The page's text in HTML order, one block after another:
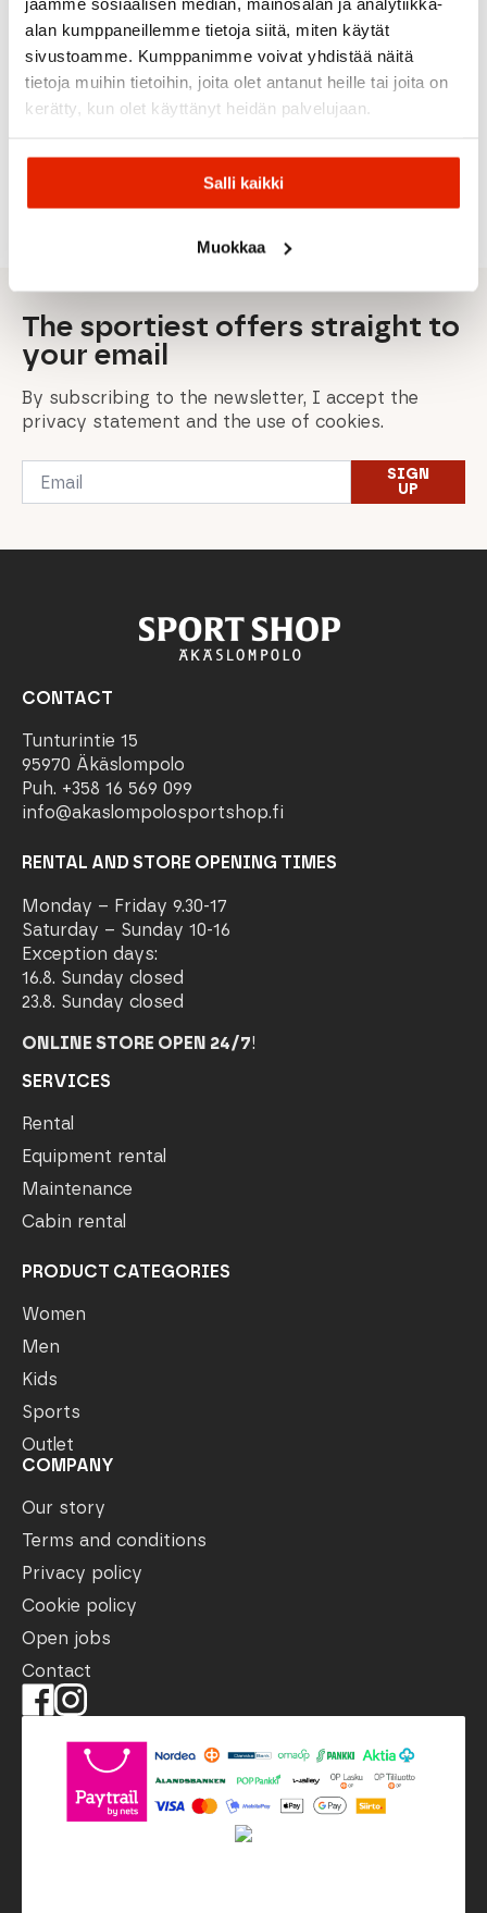
alan kumppaneillemme tietoja siitä, miten käytät
sivustoamme. Kumppanimme voivat yhdistää näitä
tietoja muihin tietoihin, joita olet antanut heille tai joita on
kerätty, kun olet käyttänyt heidän palvelujaan.
Salli kaikki
Muokkaa
Amundsen
Sports
Fjordcord
Kaybees
Men's
Amundsen
Sports
Amundsen
Adventure
Slacks
American
Vintage
145,00€
Original
price
was:
116,00€
Current
price
is:
Joggings
Plizzy Men's
Sweatpants
Patagonia
was:
80,00€
is:
Patagonia
Men's
Hampi
Rock
Pants -
Regular
Maloja
was:
160,00€
is:
Maloja
The sportiest offers straight to
your email
By subscribing to the newsletter, I accept the
privacy statement and the use of cookies.
Email
SIGN
UP
CONTACT
Tunturintie 15
95970 Äkäslompolo
Puh. +358 16 569 099
info@akaslompolosportshop.fi
RENTAL AND STORE OPENING TIMES
Monday – Friday 9.30-17
Saturday – Sunday 10-16
Exception days:
16.8. Sunday closed
23.8. Sunday closed
ONLINE STORE OPEN 24/7!
SERVICES
Rental
Equipment rental
Maintenance
Cabin rental
PRODUCT CATEGORIES
Women
Men
Kids
Sports
Outlet
COMPANY
Our story
Terms and conditions
Privacy policy
Cookie policy
Open jobs
Contact